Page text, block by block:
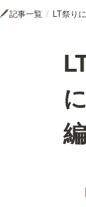
🖋記事一覧 /